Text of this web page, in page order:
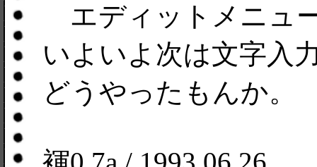
エディットメニュ
いよいよ次は文字入
どうやったもんか。